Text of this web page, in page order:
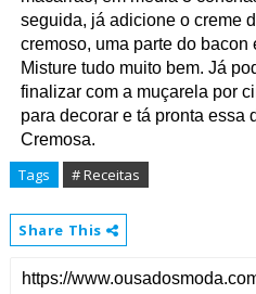
seguida, já adicione o creme
cremoso, uma parte do bacon
Misture tudo muito bem. Já
finalizar com a muçarela por
para decorar e tá pronta essa
Cremosa.
Tags # Receitas
Share This